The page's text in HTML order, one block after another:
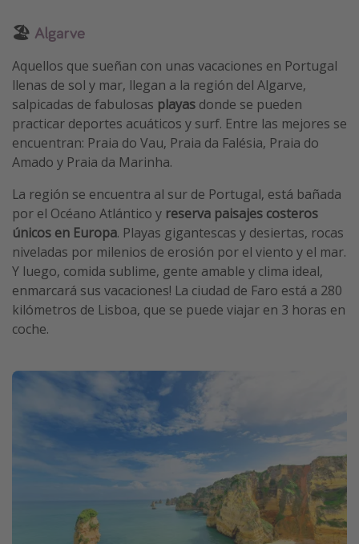
🏖 Algarve
Aquellos que sueñan con unas vacaciones en Portugal
llenas de sol y mar, llegan a la región del Algarve,
salpicadas de fabulosas playas donde se pueden
practicar deportes acuáticos y surf. Entre las mejores se
encuentran: Praia do Vau, Praia da Falésia, Praia do
Amado y Praia da Marinha.
La región se encuentra al sur de Portugal, está bañada
por el Océano Atlántico y reserva paisajes costeros
únicos en Europa. Playas gigantescas y desiertas, rocas
niveladas por milenios de erosión por el viento y el mar.
Y luego, comida sublime, gente amable y clima ideal,
enmarcará sus vacaciones! La ciudad de Faro está a 280
kilómetros de Lisboa, que se puede viajar en 3 horas en
coche.